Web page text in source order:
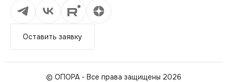
Оставить заявку
© ОПОРА - Все права защищены 2026